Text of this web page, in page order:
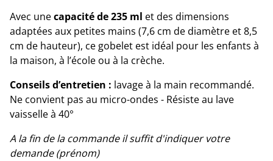
Avec unecapacité de 235 ml et des dimensions
adaptées aux petites mains (7,6 cm de diamètre et 8,5
cm de hauteur), ce gobelet est idéal pour les enfants à
la maison, à l’école ou à la crèche.
Conseils d’entretien : lavage à la main recommandé.
Ne convient pas au micro-ondes - Résiste au lave
vaisselle à 40°
A la fin de la commande il suffit d'indiquer votre
demande (prénom)